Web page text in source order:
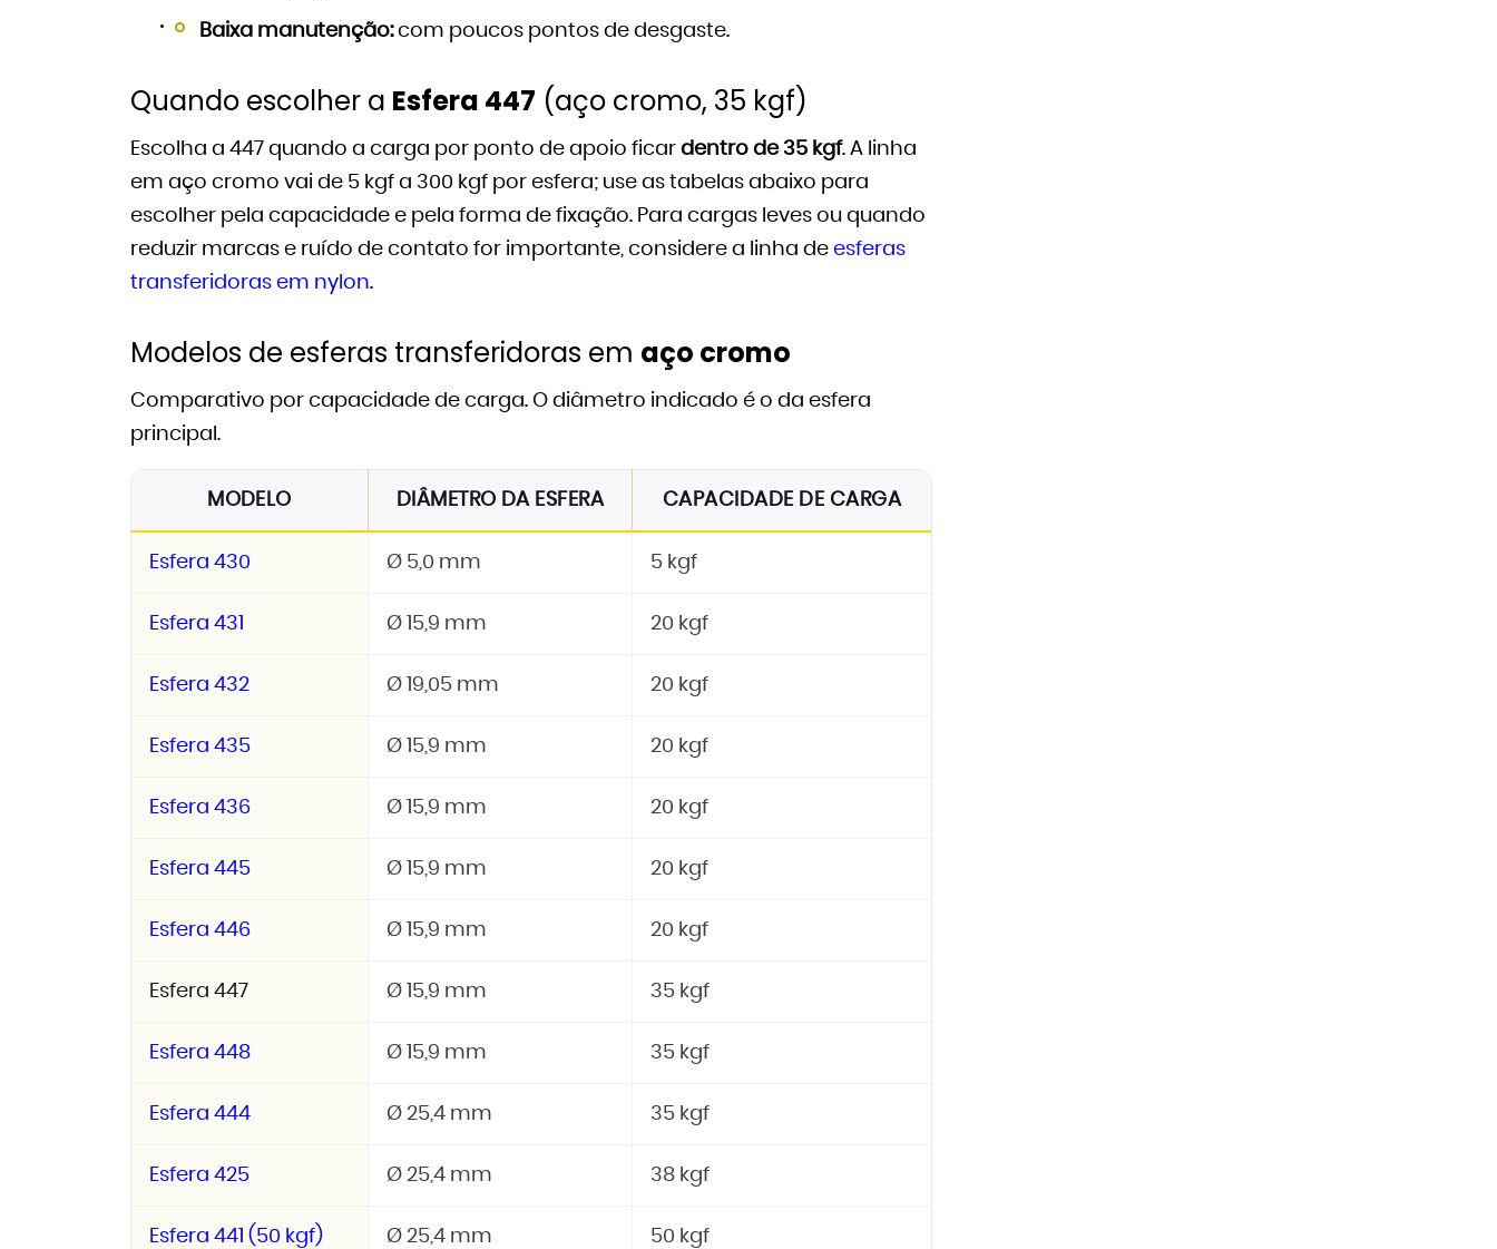
Baixa manutenção:com poucos pontos de desgaste.
Quando escolher a Esfera 447 (aço cromo, 35 kgf)
Escolha a 447 quando a carga por ponto de apoio ficar dentro de 35 kgf. A linha
em aço cromo vai de 5 kgf a 300 kgf por esfera; use as tabelas abaixo para
escolher pela capacidade e pela forma de fixação. Para cargas leves ou quando
reduzir marcas e ruído de contato for importante, considere a linha de esferas
transferidoras em nylon.
Modelos de esferas transferidoras em aço cromo
Comparativo por capacidade de carga. O diâmetro indicado é o da esfera
principal.
MODELO DIÂMETRO DA ESFERA CAPACIDADE DE CARGA
Esfera 430 Ø 5,0 mm 5 kgf
Esfera 431 Ø 15,9 mm 20 kgf
Esfera 432 Ø 19,05 mm 20 kgf
Esfera 435 Ø 15,9 mm 20 kgf
Esfera 436 Ø 15,9 mm 20 kgf
Esfera 445 Ø 15,9 mm 20 kgf
Esfera 446 Ø 15,9 mm 20 kgf
Esfera 447 Ø 15,9 mm 35 kgf
Esfera 448 Ø 15,9 mm 35 kgf
Esfera 444 Ø 25,4 mm 35 kgf
Esfera 425 Ø 25,4 mm 38 kgf
Esfera 441 (50 kgf) Ø 25,4 mm 50 kgf